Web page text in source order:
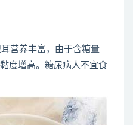
营养丰富，由于含糖量
度增高。糖尿病人不宜食